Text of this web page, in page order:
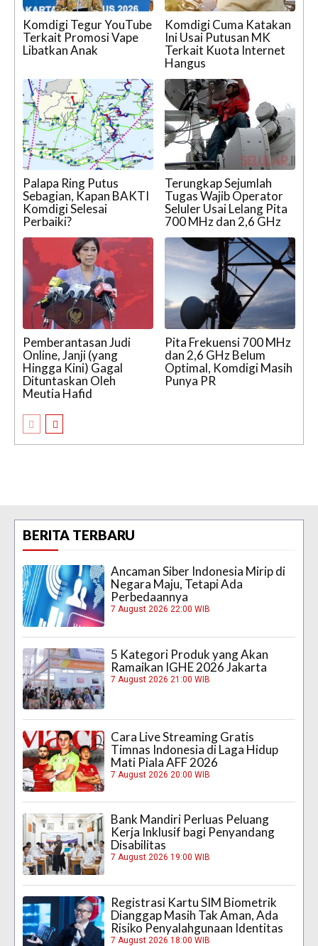
Komdigi Tegur YouTube
Terkait Promosi Vape
Libatkan Anak
Komdigi Cuma Katakan
Ini Usai Putusan MK
Terkait Kuota Internet
Hangus
Palapa Ring Putus
Sebagian, Kapan BAKTI
Komdigi Selesai
Perbaiki?
Terungkap Sejumlah
Tugas Wajib Operator
Seluler Usai Lelang Pita
700 MHz dan 2,6 GHz
Pemberantasan Judi
Online, Janji (yang
Hingga Kini) Gagal
Dituntaskan Oleh
Meutia Hafid
Pita Frekuensi 700 MHz
dan 2,6 GHz Belum
Optimal, Komdigi Masih
Punya PR
BERITA TERBARU
Ancaman Siber Indonesia Mirip di
Negara Maju, Tetapi Ada
Perbedaannya
7 August 2026 22:00 WIB
5 Kategori Produk yang Akan
Ramaikan IGHE 2026 Jakarta
7 August 2026 21:00 WIB
Cara Live Streaming Gratis
Timnas Indonesia di Laga Hidup
Mati Piala AFF 2026
7 August 2026 20:00 WIB
Bank Mandiri Perluas Peluang
Kerja Inklusif bagi Penyandang
Disabilitas
7 August 2026 19:00 WIB
Registrasi Kartu SIM Biometrik
Dianggap Masih Tak Aman, Ada
Risiko Penyalahgunaan Identitas
7 August 2026 18:00 WIB